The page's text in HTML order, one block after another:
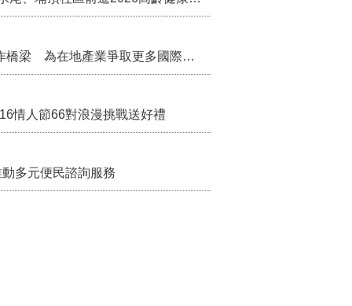
苗栗農村綠色照顧成果登上全國舞台！ 後龍水尾、埔頂社區前進2026高齡健康產業博覽會
把握國際交流契機 苗栗縣政府搭建海外合作橋梁 為在地產業爭取更多國際市場機會
情人節66對浪漫挑戰送好禮
多元便民諮詢服務